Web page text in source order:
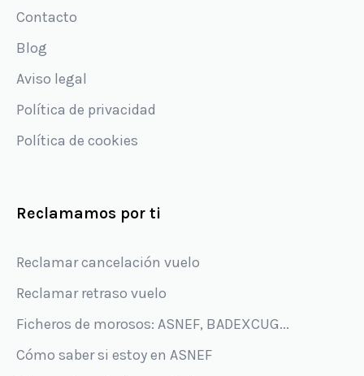
Contacto
Blog
Aviso legal
Política de privacidad
Política de cookies
Reclamamos por ti
Reclamar cancelación vuelo
Reclamar retraso vuelo
Ficheros de morosos: ASNEF, BADEXCUG...
Cómo saber si estoy en ASNEF